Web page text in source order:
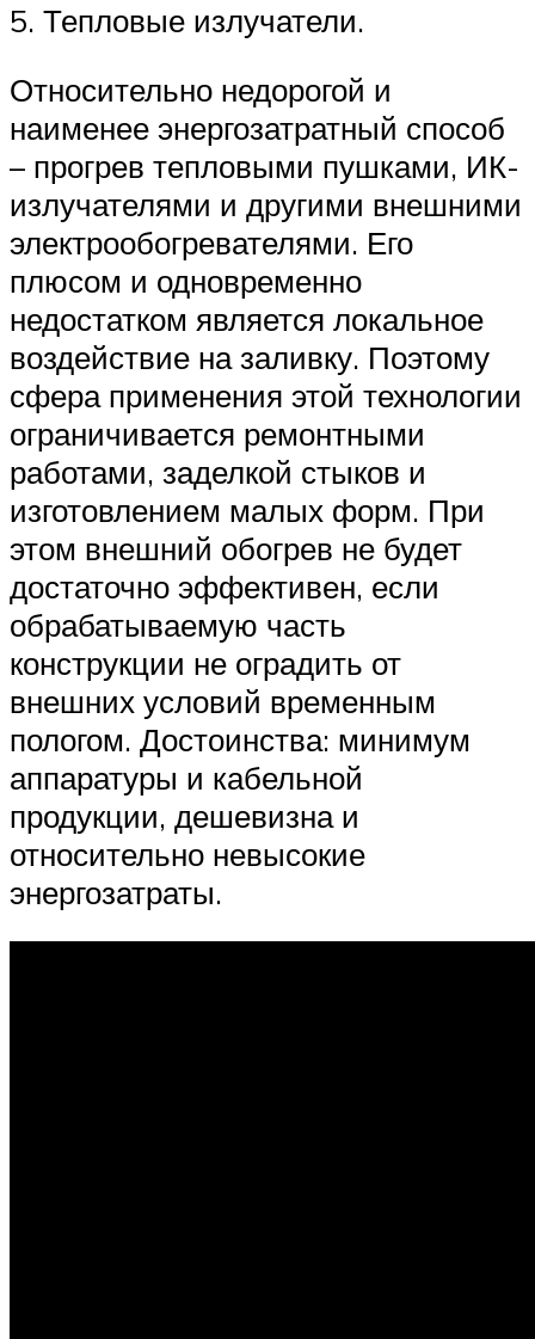
5. Тепловые излучатели.
Относительно недорогой и
наименее энергозатратный способ
– прогрев тепловыми пушками, ИК-
излучателями и другими внешними
электрообогревателями. Его
плюсом и одновременно
недостатком является локальное
воздействие на заливку. Поэтому
сфера применения этой технологии
ограничивается ремонтными
работами, заделкой стыков и
изготовлением малых форм. При
этом внешний обогрев не будет
достаточно эффективен, если
обрабатываемую часть
конструкции не оградить от
внешних условий временным
пологом. Достоинства: минимум
аппаратуры и кабельной
продукции, дешевизна и
относительно невысокие
энергозатраты.